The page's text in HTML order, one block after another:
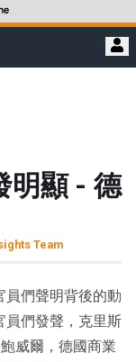
明顯 - 德
Team
員們聲明背後的動
員們發聲，克里斯
威爾，德國商業